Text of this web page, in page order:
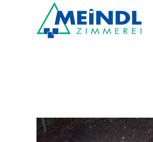
Zum Hauptinhalt springen